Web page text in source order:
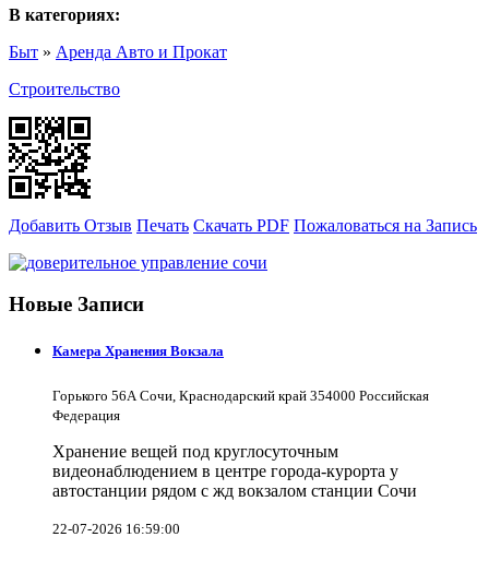
В категориях:
Быт » Аренда Авто и Прокат
Строительство
Добавить Отзыв Печать Скачать PDF Пожаловаться на Запись
Новые Записи
Камера Хранения Вокзала
Горького 56А Сочи, Краснодарский край 354000 Российская
Федерация
Хранение вещей под круглосуточным
видеонаблюдением в центре города-курорта у
автостанции рядом с жд вокзалом станции Сочи
22-07-2026 16:59:00